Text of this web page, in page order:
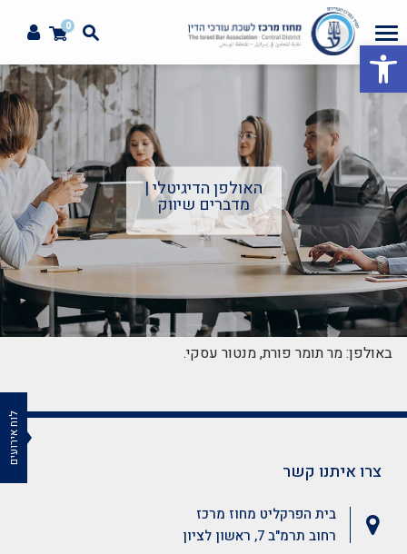
פתח סרגל נגישות
0
האולפן הדיגיטלי |
מדברים שיווק
באולפן: מר תומר פורת, מנטור עסקי.
צרו איתנו קשר
בית הפרקליט מחוז מרכז
רחוב תרמ"ב 7, ראשון לציון
לוח אירועים